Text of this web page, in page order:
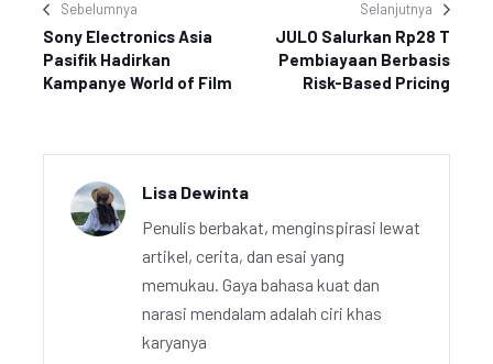
Sebelumnya
Sony Electronics Asia
Pasifik Hadirkan
Kampanye World of Film
Selanjutnya
JULO Salurkan Rp28 T
Pembiayaan Berbasis
Risk-Based Pricing
Lisa Dewinta
Penulis berbakat, menginspirasi lewat
artikel, cerita, dan esai yang
memukau. Gaya bahasa kuat dan
narasi mendalam adalah ciri khas
karyanya